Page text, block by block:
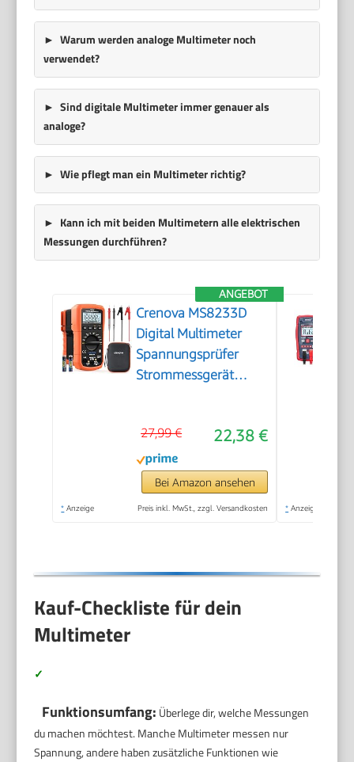
Warum werden analoge Multimeter noch
verwendet?
Sind digitale Multimeter immer genauer als
analoge?
Wie pflegt man ein Multimeter richtig?
Kann ich mit beiden Multimetern alle elektrischen
Messungen durchführen?
ANGEBOT
Crenova MS8233D
Digital Multimeter
Spannungsprüfer
Strommessgerät
Count-LCD-Anzeige
Hintergrundlicht
22,38 €
27,99 €
Bei Amazon ansehen
* Anzeige Preis inkl. MwSt., zzgl. Versandkosten * Anzeige
Kauf-Checkliste für dein
Multimeter
✓
Funktionsumfang: Überlege dir, welche Messungen
du machen möchtest. Manche Multimeter messen nur
Spannung, andere haben zusätzliche Funktionen wie